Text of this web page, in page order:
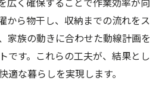
から物干し、収納までの流れをス
家族の動きに合わせた動線計画を
です。これらの工夫が、結果とし
適な暮らしを実現します。